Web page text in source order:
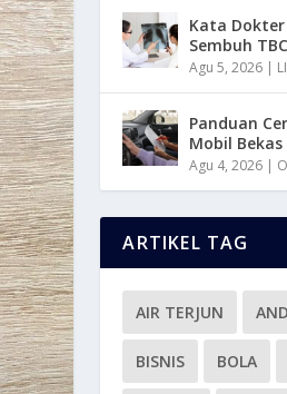
Kata Dokter
Sembuh
Agu 5, 2026 |
Panduan
Mobil
Agu 4, 2026 |
ARTIKEL TAG
AIR TERJUN
BISNIS BOLA